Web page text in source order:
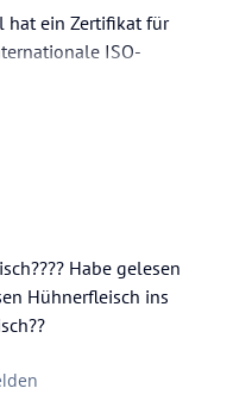
hat ein Zertifikat für
ISO-
Sicherheit und
es bisher nimmer
unserer
Habe gelesen
Hühnerfleisch ins